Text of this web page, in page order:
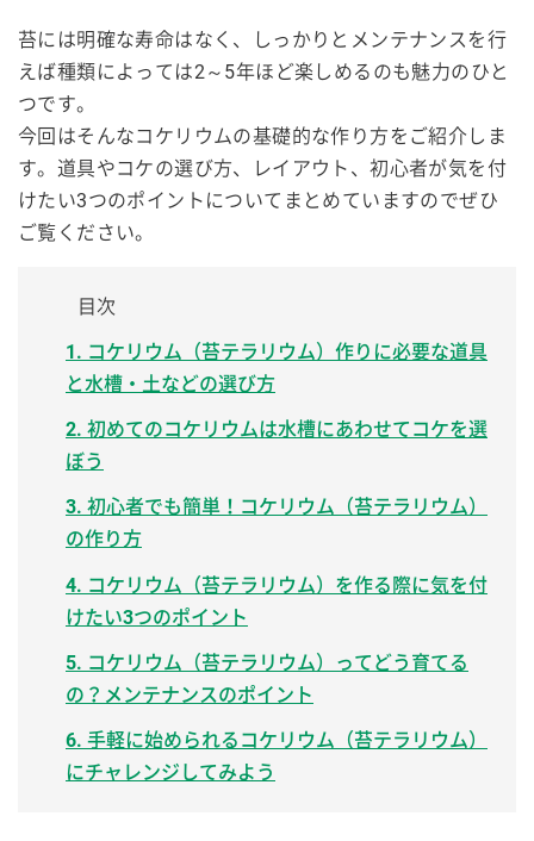
苔には明確な寿命はなく、しっかりとメンテナンスを行
えば種類によっては2～5年ほど楽しめるのも魅力のひと
つです。
今回はそんなコケリウムの基礎的な作り方をご紹介しま
す。道具やコケの選び方、レイアウト、初心者が気を付
けたい3つのポイントについてまとめていますのでぜひ
ご覧ください。
目次
1. コケリウム（苔テラリウム）作りに必要な道具
と水槽・土などの選び方
2. 初めてのコケリウムは水槽にあわせてコケを選
ぼう
3. 初心者でも簡単！コケリウム（苔テラリウム）
の作り方
4. コケリウム（苔テラリウム）を作る際に気を付
けたい3つのポイント
5. コケリウム（苔テラリウム）ってどう育てる
の？メンテナンスのポイント
6. 手軽に始められるコケリウム（苔テラリウム）
にチャレンジしてみよう